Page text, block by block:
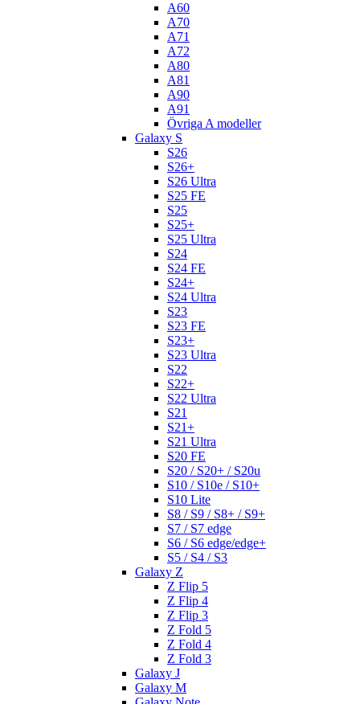
A60
A70
A71
A72
A80
A81
A90
A91
Övriga A modeller
Galaxy S
S26
S26+
S26 Ultra
S25 FE
S25
S25+
S25 Ultra
S24
S24 FE
S24+
S24 Ultra
S23
S23 FE
S23+
S23 Ultra
S22
S22+
S22 Ultra
S21
S21+
S21 Ultra
S20 FE
S20 / S20+ / S20u
S10 / S10e / S10+
S10 Lite
S8 / S9 / S8+ / S9+
S7 / S7 edge
S6 / S6 edge/edge+
S5 / S4 / S3
Galaxy Z
Z Flip 5
Z Flip 4
Z Flip 3
Z Fold 5
Z Fold 4
Z Fold 3
Galaxy J
Galaxy M